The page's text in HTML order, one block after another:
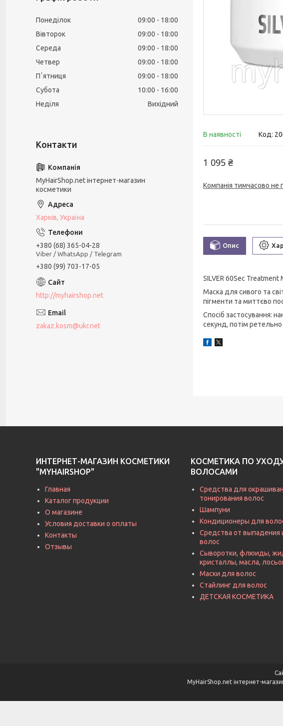
В наявності Код:
1 095 ₴
Компанія тимчасово не
Опис
SILVER 60Sec Treatment
Маска для сивого та
пігменти та миттєво
Спосіб застосування:
секунд, потім
Понеділок 09:00
18:00
Вівторок
09:00
18:00
Середа
09:00
18:00
Четвер
09:00
18:00
Пʼятниця
09:00
18:00
Субота
10:00
16:00
Неділя
Вихідний
MyHairShop.net інтернет-магазин
косметики
Харків, Україна
+380 (68) 365-04-28
Viber / WhatsApp / Telegram
+380 (99) 703-17-05
http://myhairshop.net
zakaz.kosm@ukr.net
ИНТЕРНЕТ-МАГАЗИН КОСМЕТИКИ
"MYHAIRSHOP"
Главная
Каталог продукции
О магазине
Условия доставки о оплаты
Контакты
Отзывы
КОСМЕТИКА ПО
ВОЛОСАМИ
Средства для
тонирования волос
Шампуни
Кондиционеры для
Средства от выпадения
волос
Сыворотки, флюиды,
кристаллы, масла,
Маски для волос
Стайлинг для волос
ДЕТСКАЯ КОСМЕТИКА